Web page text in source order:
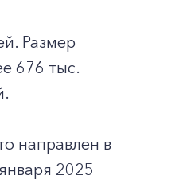
Размер
676 тыс.
направлен в
2025